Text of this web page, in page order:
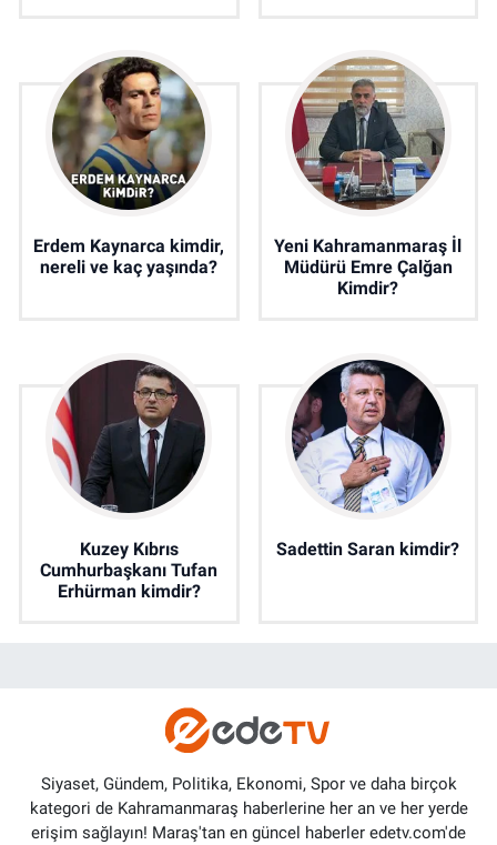
Erdem Kaynarca kimdir,
nereli ve kaç yaşında?
Yeni Kahramanmaraş İl
Müdürü Emre Çalğan
Kimdir?
Kuzey Kıbrıs
Cumhurbaşkanı Tufan
Erhürman kimdir?
Sadettin Saran kimdir?
Siyaset, Gündem, Politika, Ekonomi, Spor ve daha birçok
kategori de Kahramanmaraş haberlerine her an ve her yerde
erişim sağlayın! Maraş'tan en güncel haberler edetv.com'de